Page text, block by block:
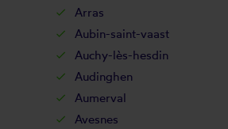
Arras
Aubin-saint-vaast
Auchy-lès-hesdin
Audinghen
Aumerval
Avesnes